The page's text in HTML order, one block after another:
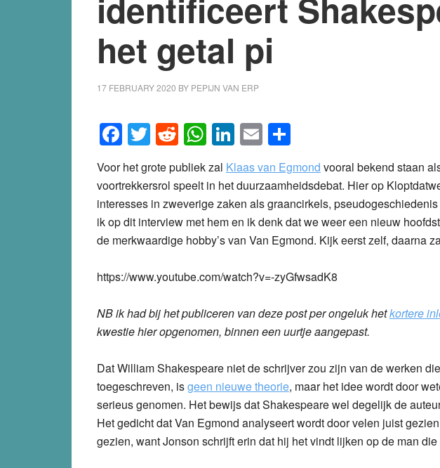
het getal pi
17 FEBRUARY 2020 BY PEPIJN VAN ERP
Facebook
Twitter
Reddit
WhatsApp
LinkedIn
Email
Voor het grote publiek zal Klaas van Egmond vooral bekend staan
voortrekkersrol speelt in het duurzaamheidsdebat. Hier op
interesses in zweverige zaken als graancirkels,
ik op dit interview met hem en ik denk dat we weer een nieuw
de merkwaardige hobby’s van Van Egmond. Kijk eerst zelf, daarna
https://www.youtube.com/watch?v=-zyGfwsadK8
NB ik had bij het publiceren van deze post per ongeluk hetkortere
kwestie hier opgenomen, binnen een uurtje aangepast.
Dat William Shakespeare niet de schrijver zou zijn van de werken
toegeschreven, isgeen nieuwe theorie, maar het idee wordt door
serieus genomen. Het bewijs dat Shakespeare wel degelijk de
Het gedicht dat Van Egmond analyseert wordt door velen juist
gezien, want Jonson schrijft erin dat hij het vindt lijken op de man